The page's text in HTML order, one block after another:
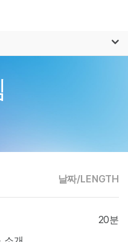
날짜/LENGTH
20분
를 확인하실 수 있
택해 주세요: